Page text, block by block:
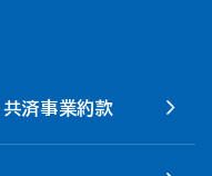
共済事業約款